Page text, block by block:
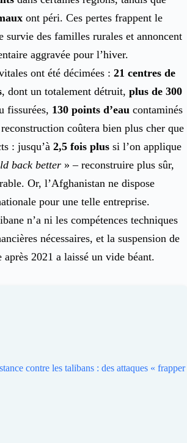
ont péri. Ces pertes frappent le
survie des familles rurales et annoncent
aggravée pour l’hiver.
ont été décimées : 21 centres de
, dont un totalement détruit, plus de 300
fissurées, 130 points d’eau contaminés
coûtera bien plus cher que
: jusqu’à 2,5 fois plus si l’on applique
back better » – reconstruire plus sûr,
Or, l’Afghanistan ne dispose
pour une telle entreprise.
n’a ni les compétences techniques
nécessaires, et la suspension de
2021 a laissé un vide béant.